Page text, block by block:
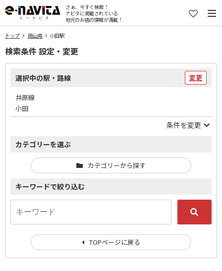
さぁ、今すぐ検索！
ナビタに掲載されている
地元のお店の情報が満載！
トップ 岡山県 小田駅
検索条件 設定・変更
選択中の駅・路線 変更
井原線
小田
条件を変更
カテゴリーを選ぶ
カテゴリーから探す
キーワードで絞り込む
TOPページに戻る